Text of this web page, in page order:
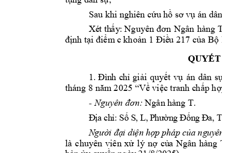
Sau khi nghiên cứu hồ sơ vụ án dân
Xét thấy: Nguyên đơn Ngân hàng T
định tại điểm c khoản 1 Điều 217 của Bộ
QUYẾT
1. Đình chỉ giải quyết vụ án dân sự
tháng 8 năm 2025 “Về việc tranh chấp hợp
- Nguyên đơn: Ngân hàng T.
Địa chỉ: Số S, L, Phường Đống Đa, T
Người đại diện hợp pháp của nguyên
là chuyên viên xử lý nợ của Ngân hàng T